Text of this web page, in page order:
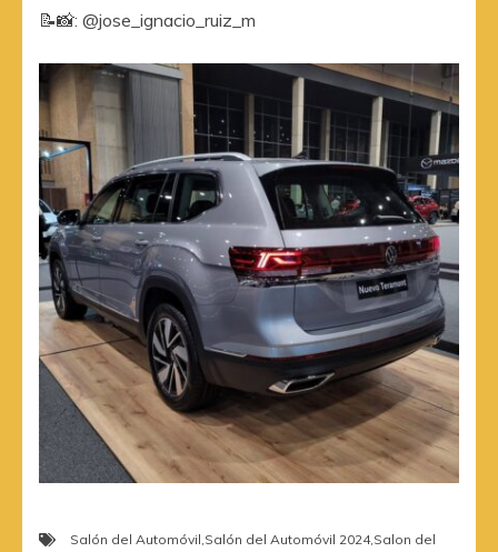
📝📸: @jose_ignacio_ruiz_m
Salón del Automóvil,Salón del Automóvil 2024,Salon del